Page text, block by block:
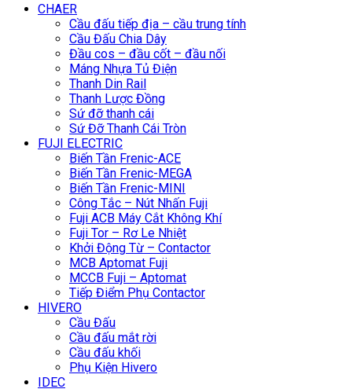
CHAER
Cầu đấu tiếp địa – cầu trung tính
Cầu Đấu Chia Dây
Đầu cos – đầu cốt – đầu nối
Máng Nhựa Tủ Điện
Thanh Din Rail
Thanh Lược Đồng
Sứ đỡ thanh cái
Sứ Đỡ Thanh Cái Tròn
FUJI ELECTRIC
Biến Tần Frenic-ACE
Biến Tần Frenic-MEGA
Biến Tần Frenic-MINI
Công Tắc – Nút Nhấn Fuji
Fuji ACB Máy Cắt Không Khí
Fuji Tor – Rơ Le Nhiệt
Khởi Động Từ – Contactor
MCB Aptomat Fuji
MCCB Fuji – Aptomat
Tiếp Điểm Phụ Contactor
HIVERO
Cầu Đấu
Cầu đấu mắt rời
Cầu đấu khối
Phụ Kiện Hivero
IDEC